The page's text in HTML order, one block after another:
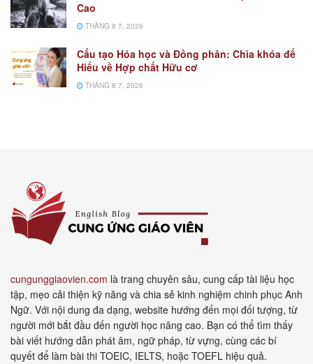
Cao
THÁNG 8 7, 2026
Cấu tạo Hóa học và Đồng phân: Chìa khóa để
Hiểu về Hợp chất Hữu cơ
THÁNG 8 7, 2026
cungunggiaovien.com là trang chuyên sâu, cung cấp tài liệu học
tập, mẹo cải thiện kỹ năng và chia sẻ kinh nghiệm chinh phục Anh
Ngữ. Với nội dung đa dạng, website hướng đến mọi đối tượng, từ
người mới bắt đầu đến người học nâng cao. Bạn có thể tìm thấy
bài viết hướng dẫn phát âm, ngữ pháp, từ vựng, cùng các bí
quyết để làm bài thi TOEIC, IELTS, hoặc TOEFL hiệu quả.